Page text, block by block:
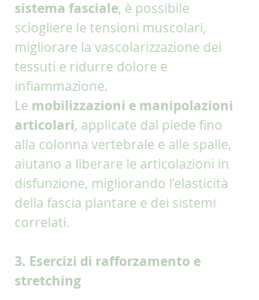
sistema fasciale, è possibile
sciogliere le tensioni muscolari,
migliorare la vascolarizzazione dei
tessuti e ridurre dolore e
infiammazione.
Le mobilizzazioni e manipolazioni
articolari, applicate dal piede fino
alla colonna vertebrale e alle spalle,
aiutano a liberare le articolazioni in
disfunzione, migliorando l’elasticità
della fascia plantare e dei sistemi
correlati.
3. Esercizi di rafforzamento e
stretching